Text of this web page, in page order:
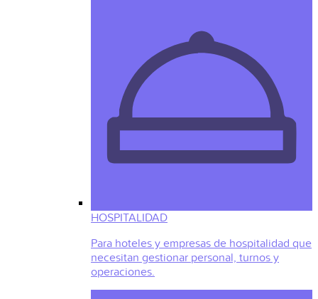
HOSPITALIDAD
Para hoteles y empresas de hospitalidad que
necesitan gestionar personal, turnos y
operaciones.